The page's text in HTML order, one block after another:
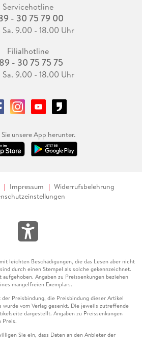
Servicehotline
- 30 75 79 00
Sa. 9.00 - 18.00 Uhr
Filialhotline
- 30 75 75 75
Sa. 9.00 - 18.00 Uhr
unsere App herunter.
Impressum
Widerrufsbelehrung
leichten Beschädigungen, die das Lesen aber nicht
durch einen Stempel als solche gekennzeichnet.
Angaben zu Preissenkungen beziehen
mangelfreien Exemplars.
Preisbindung, die Preisbindung dieser Artikel
wurde vom Verlag gesenkt. Die jeweils zutreffende
dargestellt. Angaben zu Preissenkungen
Preis.
Sie ein, dass Daten an den Anbieter der